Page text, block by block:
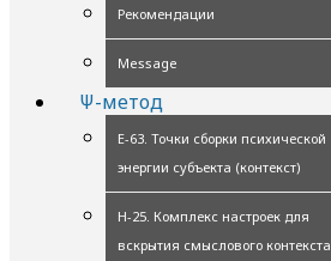
Рекомендации
Message
Ψ-метод
Е-63. Точки сборки психической
энергии субъекта (контекст)
Н-25. Комплекс настроек для
вскрытия смыслового контекста